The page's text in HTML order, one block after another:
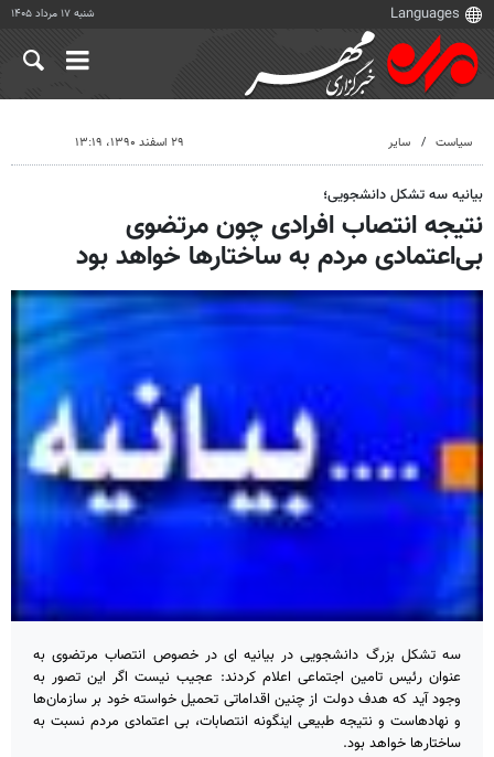
شنبه ۱۷ مرداد ۱۴۰۵
سیاست سایر ۲۹ اسفند ۱۳۹۰، ۱۳:۱۹
بیانیه سه تشکل دانشجویی؛
نتیجه انتصاب افرادی چون مرتضوی
بی‌اعتمادی مردم به ساختارها خواهد بود
سه تشکل بزرگ دانشجویی در بیانیه ای در خصوص انتصاب مرتضوی به
عنوان رئیس تامین اجتماعی اعلام کردند: عجیب نیست اگر این تصور به
وجود آید که هدف دولت از چنین اقداماتی تحمیل خواسته‌ خود بر سازمان‌ها
و نهادهاست و نتیجه طبیعی اینگونه انتصابات، بی اعتمادی مردم نسبت به
ساختارها خواهد بود.